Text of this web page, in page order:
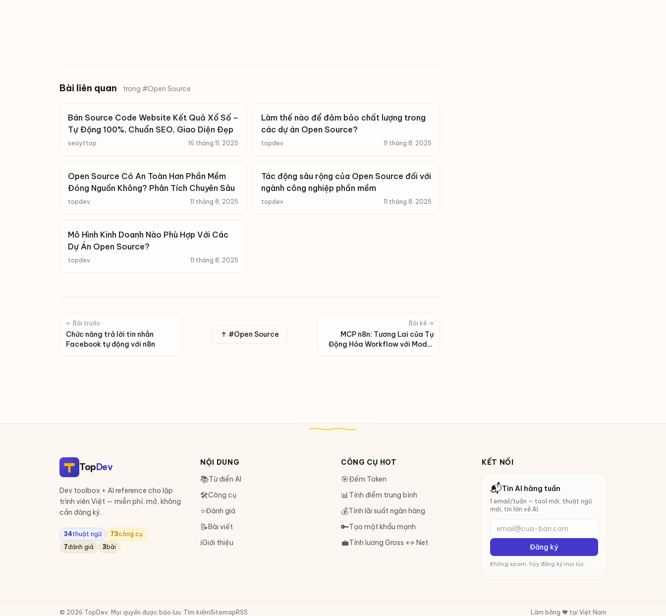
Bài liên quan trong #Open Source
Bán Source Code Website Kết Quả Xổ Số –
Tự Động 100%, Chuẩn SEO, Giao Diện Đẹp
seoyttop 16 tháng 11, 2025
Làm thế nào để đảm bảo chất lượng trong
các dự án Open Source?
topdev 11 tháng 8, 2025
Open Source Có An Toàn Hơn Phần Mềm
Đóng Nguồn Không? Phân Tích Chuyên Sâu
topdev 11 tháng 8, 2025
Tác động sâu rộng của Open Source đối với
ngành công nghiệp phần mềm
topdev 11 tháng 8, 2025
Mô Hình Kinh Doanh Nào Phù Hợp Với Các
Dự Án Open Source?
topdev 11 tháng 8, 2025
← Bài trước
Chức năng trả lời tin nhắn
Facebook tự động với n8n
↑ #Open Source
Bài kế →
MCP n8n: Tương Lai của Tự
Động Hóa Workflow với Model
Context Protocol
TopDev
Dev toolbox + AI reference cho lập
trình viên Việt — miễn phí, mở, không
cần đăng ký.
34thuật ngữ 73công cụ
7đánh giá 3 bài
NỘI DUNG
📚Từ điển AI
🛠Công cụ
⭐Đánh giá
📝Bài viết
ℹ️Giới thiệu
CÔNG CỤ HOT
🎯Đếm Token
📊Tính điểm trung bình
💰Tính lãi suất ngân hàng
🔑Tạo mật khẩu mạnh
💼Tính lương Gross ↔ Net
KẾT NỐI
📬Tin AI hàng tuần
1 email/tuần — tool mới, thuật ngữ
mới, tin lớn về AI.
email@cua-ban.com
Đăng ký
Không spam, hủy đăng ký mọi lúc.
© 2026 TopDev. Mọi quyền được bảo lưu.·Tìm kiếmSitemap RSS Làm bằng ❤️ tại Việt Nam